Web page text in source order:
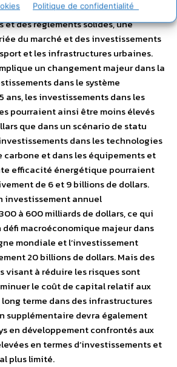
Politique de confidentialité
à faible émission de
et des règlements solides, une
du marché et des investissements
et les infrastructures urbaines.
un changement majeur dans la
dans le système
ans, les investissements dans les
pourraient ainsi être moins élevés
que dans un scénario de statu
dans les technologies
carbone et dans les équipements et
efficacité énergétique pourraient
de 6 et 9 billions de dollars.
investissement annuel
à 600 milliards de dollars, ce qui
macroéconomique majeur dans
mondiale et l’investissement
20 billions de dollars. Mais des
visant à réduire les risques sont
le coût de capital relatif aux
terme dans des infrastructures
supplémentaire devra également
en développement confrontés aux
en termes d’investissements et
plus limité.